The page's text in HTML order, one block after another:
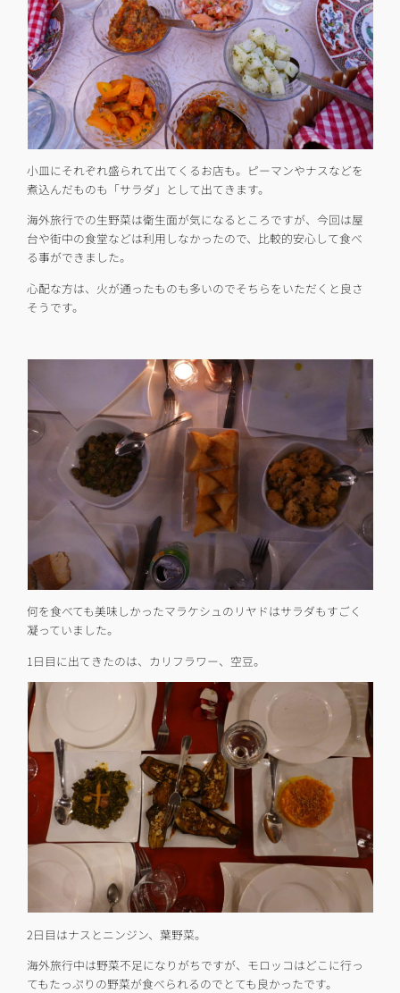
小皿にそれぞれ盛られて出てくるお店も。ピーマンやナスなどを
煮込んだものも「サラダ」として出てきます。
海外旅行での生野菜は衛生面が気になるところですが、今回は屋
台や街中の食堂などは利用しなかったので、比較的安心して食べ
る事ができました。
心配な方は、火が通ったものも多いのでそちらをいただくと良さ
そうです。
何を食べても美味しかったマラケシュのリヤドはサラダもすごく
凝っていました。
1日目に出てきたのは、カリフラワー、空豆。
2日目はナスとニンジン、葉野菜。
海外旅行中は野菜不足になりがちですが、モロッコはどこに行っ
てもたっぷりの野菜が食べられるのでとても良かったです。